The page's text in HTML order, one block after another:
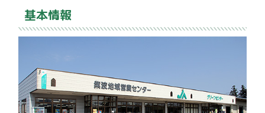
基本情報